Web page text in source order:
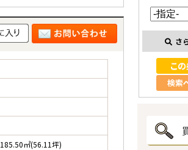
185.50㎡(56.11坪)
さ
検索